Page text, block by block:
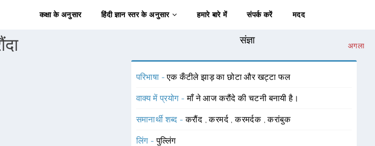
कक्षा के अनुसार हिंदी ज्ञान स्तर के अनुसार हमारे बारे में संपर्क करें मदद
संज्ञा
अगला
परिभाषा -एक कँटीले झाड़ का छोटा और खट्टा फल
वाक्य में प्रयोग -माँ ने आज करौंदे की चटनी बनायी है।
समानार्थी शब्द -करौंद ,करमर्द ,करमर्दक ,करांबुक
लिंग -पुल्लिंग